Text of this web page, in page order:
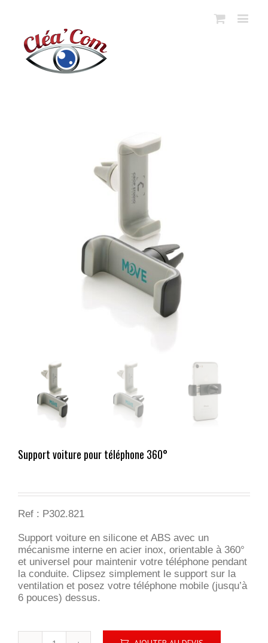
Support voiture pour téléphone 360°
Ref : P302.821
Support voiture en silicone et ABS avec un
mécanisme interne en acier inox, orientable à 360°
et universel pour maintenir votre téléphone pendant
la conduite. Clipsez simplement le support sur la
ventilation et posez votre téléphone mobile (jusqu’à
6 pouces) dessus.